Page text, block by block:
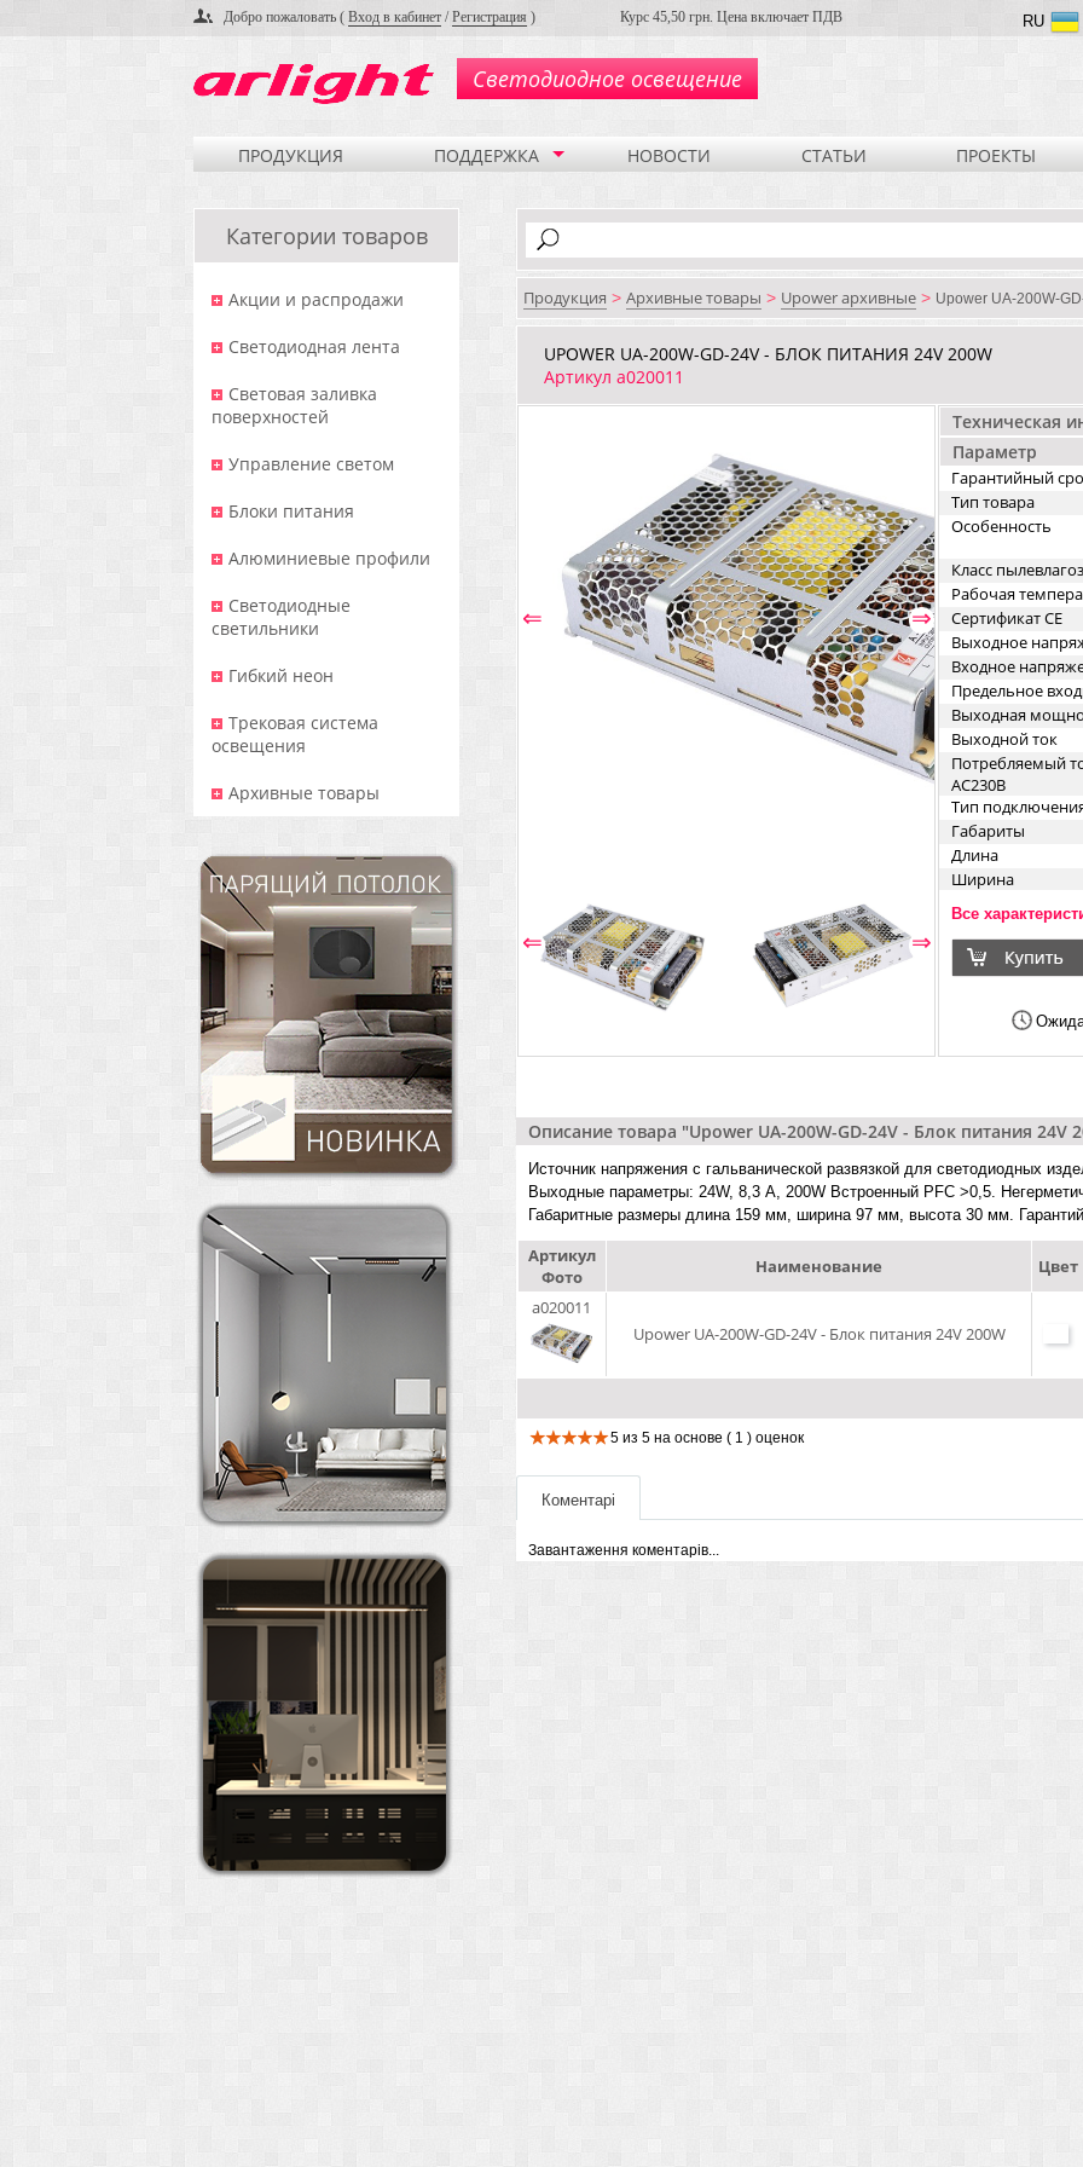
Добро пожаловать ( Вход в кабинет /Регистрация ) Курс 45,50 грн. Цена включает ПДВ RU
Светодиодное освещение
ПРОДУКЦИЯ ПОДДЕРЖКА НОВОСТИ СТАТЬИ ПРОЕКТЫ
Категории товаров
Акции и распродажи
Светодиодная лента
Световая заливка
поверхностей
Управление светом
Блоки питания
Алюминиевые профили
Светодиодные
светильники
Гибкий неон
Трековая система
освещения
Архивные товары
Продукция > Архивные товары > Upower архивные > Upower UA-200W-
UPOWER UA-200W-GD-24V - БЛОК ПИТАНИЯ 24V 200W
Артикул a020011
⇐ ⇒
⇐ ⇒
Техническая
Параметр
Гарантийный
Тип товара
Особенность
Класс
Рабочая
Сертификат CE
Выходное
Входное
Предельное
Выходная
Выходной ток
Потребляемый
AC230В
Тип
Габариты
Длина
Ширина
Высота
Исполнение
Материал корпуса
Все
Описание товара "Upower UA-200W-GD-24V - Блок питания 24V
Источник напряжения с гальванической развязкой для светодиодных
Выходные параметры: 24W, 8,3 А, 200W Встроенный PFC >0,5.
Габаритные размеры длина 159 мм, ширина 97 мм, высота 30 мм.
Артикул
Фото
Наименование Цвет
a020011
Upower UA-200W-GD-24V - Блок питания 24V 200W
5 из 5 на основе ( 1 ) оценок
Коментарі
Завантаження коментарів...